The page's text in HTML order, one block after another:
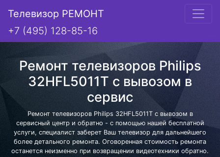
Телевизор РЕМОНТ
+7 (495) 128-85-16
Ремонт телевизоров Philips
32HFL5011T с вывозом в
сервис
Ремонт телевизоров Philips 32HFL5011T с вывозом в
сервисный центр и обратно - с помощью нашей бесплатной
услуги, специалист заберет Ваш телевизор для дальнейшего
более детального ремонта. Оговоренная стоимость ремонта
останется неизменно при возвращении видеотехники обратно.